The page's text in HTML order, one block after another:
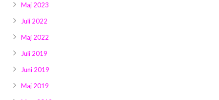
Maj 2023
Juli 2022
Maj 2022
Juli 2019
Juni 2019
Maj 2019